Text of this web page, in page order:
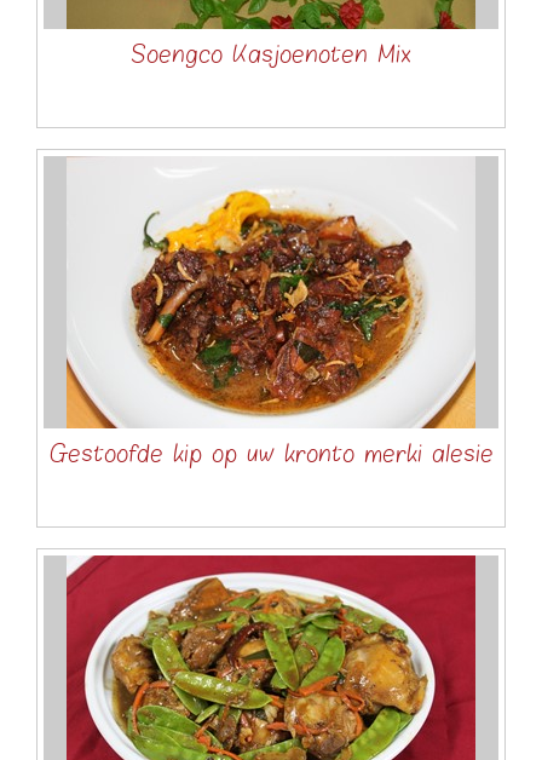
Soengco Kasjoenoten Mix
Gestoofde kip op uw kronto merki alesie